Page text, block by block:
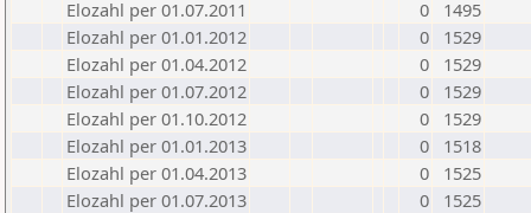
Elozahl per 01.07.2011
0
1495
Elozahl per 01.01.2012
0
1529
Elozahl per 01.04.2012
0
1529
Elozahl per 01.07.2012
0
1529
Elozahl per 01.10.2012
0
1529
Elozahl per 01.01.2013
0
1518
Elozahl per 01.04.2013
0
1525
Elozahl per 01.07.2013
0
1525